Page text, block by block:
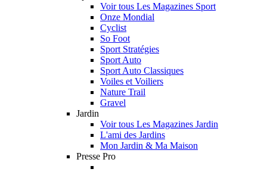
Voir tous Les Magazines Sport
Onze Mondial
Cyclist
So Foot
Sport Stratégies
Sport Auto
Sport Auto Classiques
Voiles et Voiliers
Nature Trail
Gravel
Jardin
Voir tous Les Magazines Jardin
L'ami des Jardins
Mon Jardin & Ma Maison
Presse Pro